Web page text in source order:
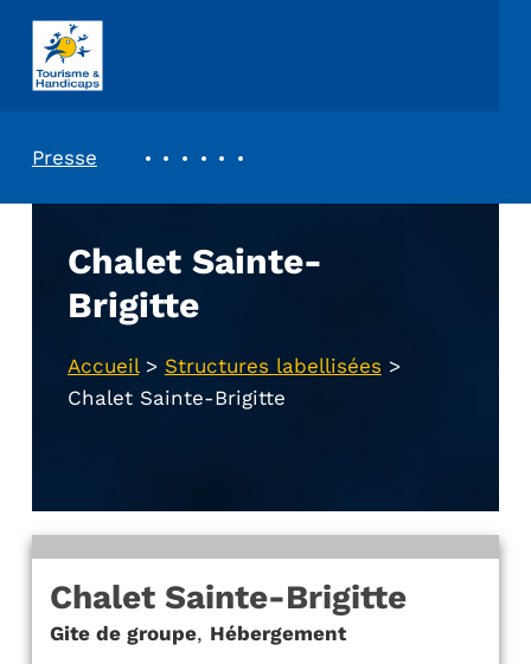
ASSOCIATION TOURISME ET HANDICAPS
Presse
Chalet Sainte-
Brigitte
Accueil> Structures labellisées >
Chalet Sainte-Brigitte
Chalet Sainte-Brigitte
Gite de groupe, Hébergement